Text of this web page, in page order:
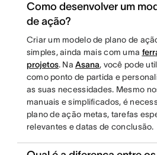
Como desenvolver um
de ação?
Criar um modelo de plano de
simples, ainda mais com uma
projetos. NaAsana, você pode
como ponto de partida e
as suas necessidades. Mesmo
manuais e simplificados, é
plano de ação metas, tarefas
relevantes e datas de conclusão.